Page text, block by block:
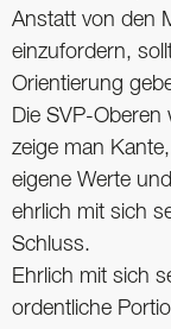
Anstatt von den
einzufordern,
Orientierung
Die SVP-Oberen
zeige man
eigene Werte
ehrlich mit sich
Schluss.
Ehrlich mit sich
ordentliche